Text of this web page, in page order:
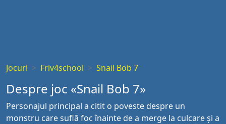
Jocuri Friv4school Snail Bob 7
Despre joc «Snail Bob 7»
Personajul principal a citit o poveste despre un
monstru care suflă foc înainte de a merge la culcare și a